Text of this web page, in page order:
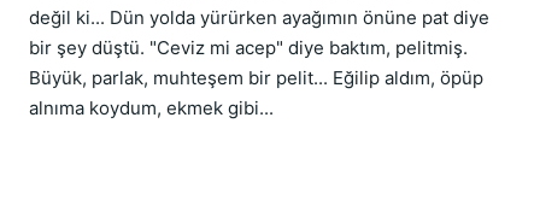
değil ki... Dün yolda yürürken ayağımın önüne pat diye
bir şey düştü. "Ceviz mi acep" diye baktım, pelitmiş.
Büyük, parlak, muhteşem bir pelit... Eğilip aldım, öpüp
alnıma koydum, ekmek gibi...